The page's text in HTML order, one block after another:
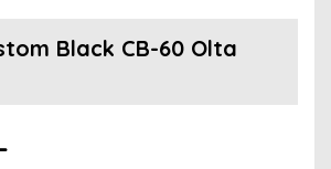
Black CB-60 Olta